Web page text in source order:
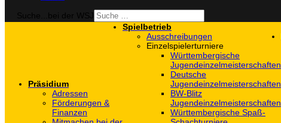
Präsidium
Adressen
Förderungen &
Finanzen
Spielbetrieb
Ausschreibungen
Einzelspielerturniere
Württembergische
Jugendeinzelmeisterschaften
Deutsche
Jugendeinzelmeisterschaften
BW-Blitz
Jugendeinzelmeisterschaften
Württembergische Spaß-